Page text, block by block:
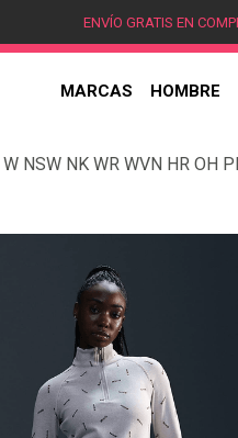
ENVÍO GRATIS EN
MARCAS HOMBRE
NSW NK WR WVN HR OH